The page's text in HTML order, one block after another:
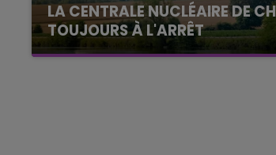
LA CENTRALE NUCLÉAIRE DE
TOUJOURS À L'ARRÊT
Cela fait déjà une semaine que la